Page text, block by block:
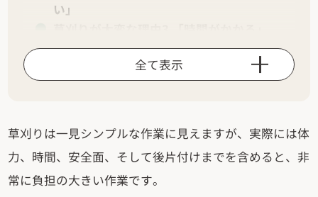
い」
草刈りが大変な理由4 「刈った後の処理も
草刈りの大変さを減らす方法
草刈りが大変だと感じる人が増えている背
景
草刈りの大変さを軽く見ないことが大切
全て表示
草刈りは一見シンプルな作業に見えますが、実際には体
力、時間、安全面、そして後片付けまでを含めると、非
常に負担の大きい作業です。